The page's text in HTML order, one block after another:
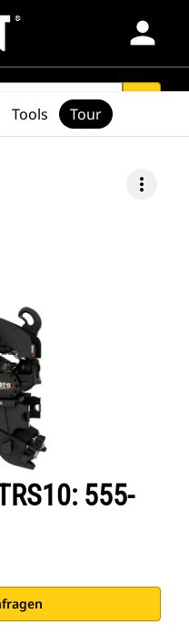
person
more_vert
555-
Tools Tour